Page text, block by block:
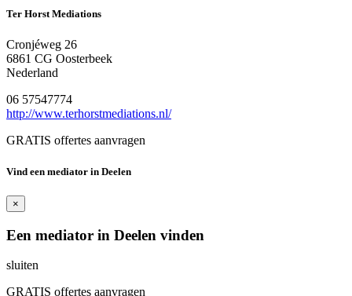
Ter Horst Mediations
Cronjéweg 26
6861 CG Oosterbeek
Nederland
06 57547774
http://www.terhorstmediations.nl/
GRATIS offertes aanvragen
Vind een mediator in Deelen
×
Een mediator in Deelen vinden
sluiten
GRATIS offertes aanvragen